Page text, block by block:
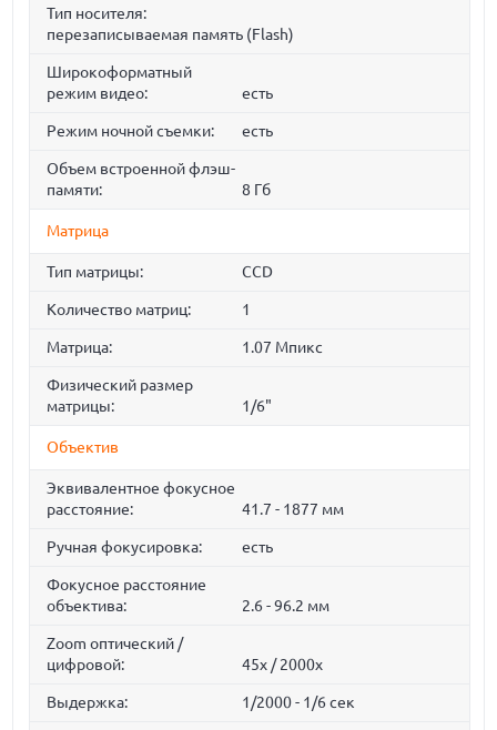
Тип носителя:
перезаписываемая память (Flash)
Широкоформатный
режим видео:
есть
Режим ночной съемки: есть
Объем встроенной флэш-
памяти:
8 Гб
Матрица
Тип матрицы: CCD
Количество матриц: 1
Матрица: 1.07 Мпикс
Физический размер
матрицы:
1/6"
Объектив
Эквивалентное фокусное
расстояние:
41.7 - 1877 мм
Ручная фокусировка: есть
Фокусное расстояние
объектива:
2.6 - 96.2 мм
Zoom оптический /
цифровой:
45x / 2000x
Выдержка: 1/2000 - 1/6 сек